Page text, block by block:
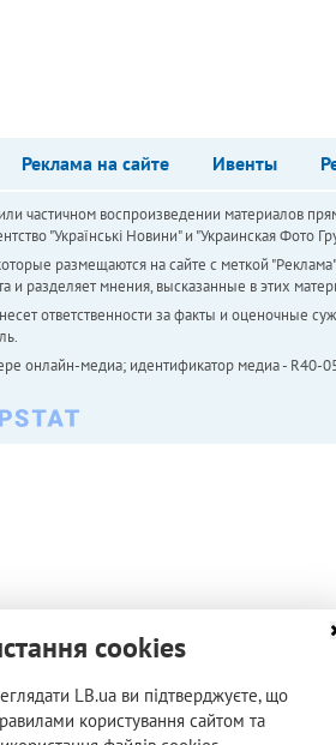
Реклама на сайте Ивенты
частичном воспроизведении материалов
"Українськi Новини" и "Украинская Фото
размещаются на сайте с меткой
и разделяет мнения, высказанные в этих
ответственности за факты и оценочные
онлайн-медиа; идентификатор медиа - R40-
cookies
LB.ua ви підтверджуєте, що
користування сайтом та